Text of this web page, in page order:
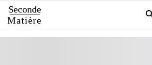
Seconde
Matière